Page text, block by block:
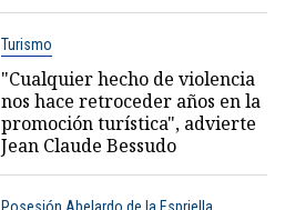
Turismo
"Cualquier hecho de violencia
nos hace retroceder años en la
promoción turística", advierte
Jean Claude Bessudo